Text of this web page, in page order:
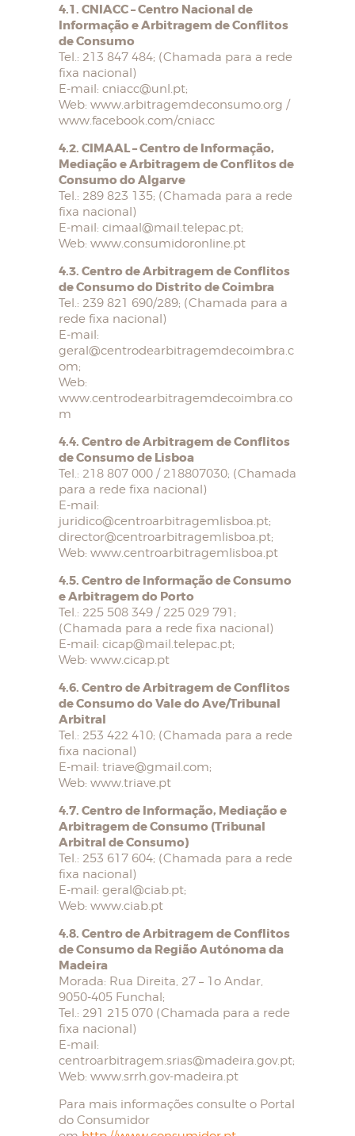
4.1. CNIACC – Centro Nacional de
Informação e Arbitragem de Conflitos
de Consumo
Tel.: 213 847 484; (Chamada para a rede
fixa nacional)
E-mail: cniacc@unl.pt;
Web: www.arbitragemdeconsumo.org /
www.facebook.com/cniacc
4.2. CIMAAL – Centro de Informação,
Mediação e Arbitragem de Conflitos de
Consumo do Algarve
Tel.: 289 823 135; (Chamada para a rede
fixa nacional)
E-mail: cimaal@mail.telepac.pt;
Web: www.consumidoronline.pt
4.3. Centro de Arbitragem de Conflitos
de Consumo do Distrito de Coimbra
Tel.: 239 821 690/289; (Chamada para a
rede fixa nacional)
E-mail:
geral@centrodearbitragemdecoimbra.c
om;
Web:
www.centrodearbitragemdecoimbra.co
m
4.4. Centro de Arbitragem de Conflitos
de Consumo de Lisboa
Tel.: 218 807 000 / 218807030; (Chamada
para a rede fixa nacional)
E-mail:
juridico@centroarbitragemlisboa.pt;
director@centroarbitragemlisboa.pt;
Web: www.centroarbitragemlisboa.pt
4.5. Centro de Informação de Consumo
e Arbitragem do Porto
Tel.: 225 508 349 / 225 029 791;
(Chamada para a rede fixa nacional)
E-mail: cicap@mail.telepac.pt;
Web: www.cicap.pt
4.6. Centro de Arbitragem de Conflitos
de Consumo do Vale do Ave/Tribunal
Arbitral
Tel.: 253 422 410; (Chamada para a rede
fixa nacional)
E-mail: triave@gmail.com;
Web: www.triave.pt
4.7. Centro de Informação, Mediação e
Arbitragem de Consumo (Tribunal
Arbitral de Consumo)
Tel.: 253 617 604; (Chamada para a rede
fixa nacional)
E-mail: geral@ciab.pt;
Web: www.ciab.pt
4.8. Centro de Arbitragem de Conflitos
de Consumo da Região Autónoma da
Madeira
Morada: Rua Direita, 27 – 1o Andar,
9050-405 Funchal;
Tel.: 291 215 070 (Chamada para a rede
fixa nacional)
E-mail:
centroarbitragem.srias@madeira.gov.pt;
Web: www.srrh.gov-madeira.pt
Para mais informações consulte o Portal
do Consumidor